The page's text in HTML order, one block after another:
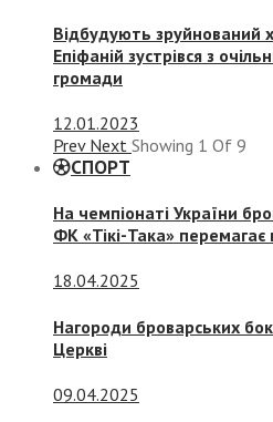
Відбудують зруйнований
Епіфаній зустрівся з
громади
12.01.2023
Prev Next Showing 1 Of 9
СПОРТ
На чемпіонаті України
ФК «Тікі-Така» перемагає
18.04.2025
Нагороди броварських
Церкві
09.04.2025